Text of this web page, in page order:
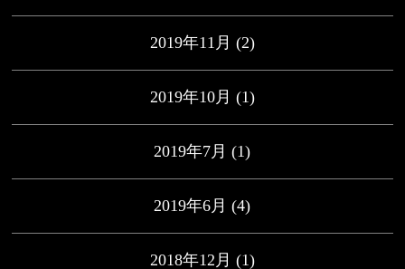
2019年11月 (2)
2019年10月 (1)
2019年7月 (1)
2019年6月 (4)
2018年12月 (1)